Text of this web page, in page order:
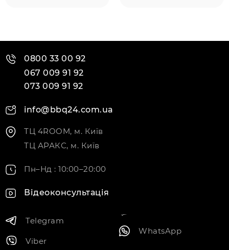
0800 33 00 92
067 009 91 92
073 009 91 92
info@bbq24.com.ua
ТЦ 4ROOM, м. Київ
ТЦ АРАКС, м. Київ
Пн–Нд : 10:00–20:00
Відеоконсультація
Telegram
Viber
WhatsApp